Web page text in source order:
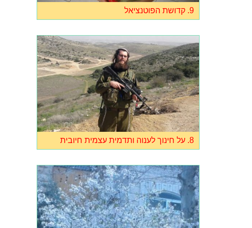
9. קדושת הפוטנציאל
8. על חינוך לענוה ותדמית עצמית חיובית